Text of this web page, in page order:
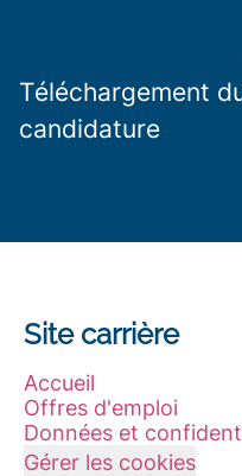
Téléchargement
candidature
Site carrière
Accueil
Offres d'emploi
Données et
Gérer les cookies